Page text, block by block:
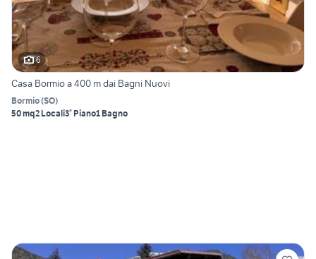
6
Casa Bormio a 400 m dai Bagni Nuovi
Bormio(SO)
50 mq2 Locali3° Piano1 Bagno